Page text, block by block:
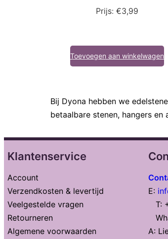
Prijs: €3,99
Toevoegen aan winkelwagen
Bij Dyona hebben we
betaalbare stenen, hangers en
Klantenservice
Account
Verzendkosten & levertijd
Veelgestelde vragen
Retourneren
Algemene voorwaarden
E:
T:
A: